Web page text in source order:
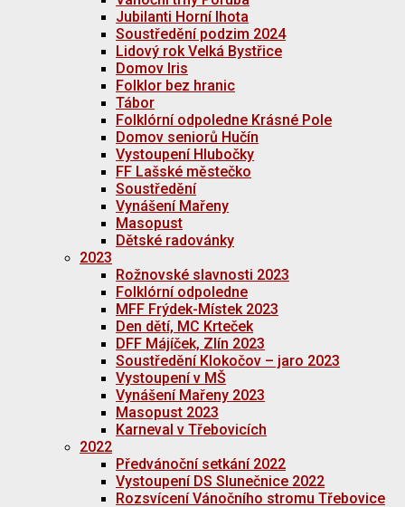
Jubilanti Horní lhota
Soustředění podzim 2024
Lidový rok Velká Bystřice
Domov Iris
Folklor bez hranic
Tábor
Folklórní odpoledne Krásné Pole
Domov seniorů Hučín
Vystoupení Hlubočky
FF Lašské městečko
Soustředění
Vynášení Mařeny
Masopust
Dětské radovánky
2023
Rožnovské slavnosti 2023
Folklórní odpoledne
MFF Frýdek-Místek 2023
Den dětí, MC Krteček
DFF Májíček, Zlín 2023
Soustředění Klokočov – jaro 2023
Vystoupení v MŠ
Vynášení Mařeny 2023
Masopust 2023
Karneval v Třebovicích
2022
Předvánoční setkání 2022
Vystoupení DS Slunečnice 2022
Rozsvícení Vánočního stromu Třebovice